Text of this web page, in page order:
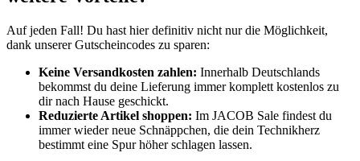
Auf jeden Fall! Du hast hier definitiv nicht nur die Möglichkeit,
dank unserer Gutscheincodes zu sparen:
Keine Versandkosten zahlen: Innerhalb Deutschlands
bekommst du deine Lieferung immer komplett kostenlos zu
dir nach Hause geschickt.
Reduzierte Artikel shoppen: Im JACOB Sale findest du
immer wieder neue Schnäppchen, die dein Technikherz
bestimmt eine Spur höher schlagen lassen.